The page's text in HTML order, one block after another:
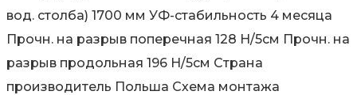
вод. столба) 1700 мм УФ-стабильность 4 месяца
Прочн. на разрыв поперечная 128 H/5см Прочн. на
разрыв продольная 196 H/5см Страна
производитель Польша Схема монтажа